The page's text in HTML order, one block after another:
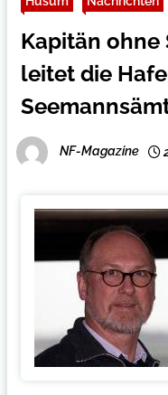
Kapitän ohne
leitet die
NF-Magazine